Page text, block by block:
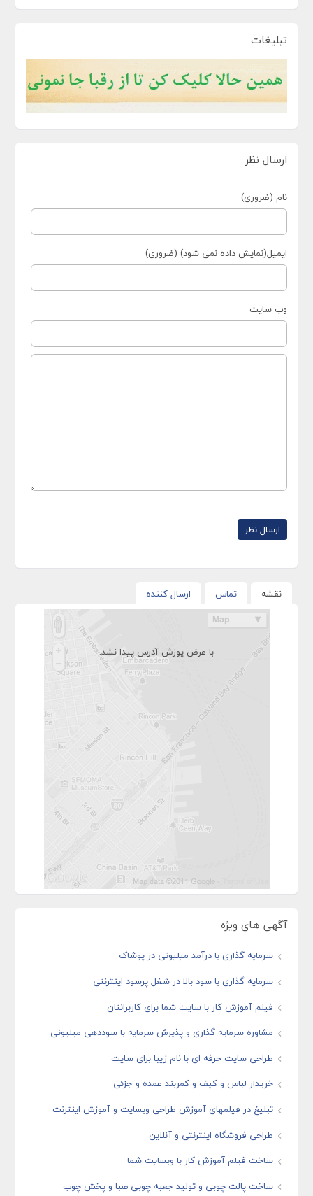
تبلیغات
ارسال نظر
نام (ضروری)
ایمیل(نمایش داده نمی شود) (ضروری)
وب سایت
نقشه تماس ارسال کننده
با عرض پوزش آدرس پیدا نشد.
آگهی های ویژه
سرمایه گذاری با درآمد میلیونی در پوشاک
سرمایه گذاری با سود بالا در شغل پرسود اینترنتی
فیلم آموزش کار با سایت شما برای کاربرانتان
مشاوره سرمایه گذاری و پذیرش سرمایه با سوددهی میلیونی
طراحی سایت حرفه ای با نام زیبا برای سایت
خریدار لباس و کیف و کمربند عمده و جزئی
تبلیغ در فیلمهای آموزش طراحی وبسایت و آموزش اینترنت
طراحی فروشگاه اینترنتی و آنلاین
ساخت فیلم آموزش کار با وبسایت شما
ساخت پالت چوبی و تولید جعبه چوبی صبا و پخش چوب